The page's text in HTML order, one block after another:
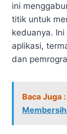
ini
titik untuk
keduanya.
aplikasi,
dan
Baca Juga :